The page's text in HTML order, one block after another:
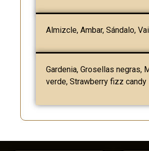
Almizcle, Ambar, Sándalo,
Gardenia, Grosellas negras,
verde, Strawberry fizz candy